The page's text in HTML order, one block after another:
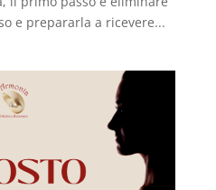
e prepararla a ricevere...